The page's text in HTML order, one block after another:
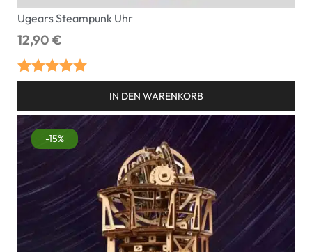
Ugears Steampunk Uhr
12,90 €
Bewertet mit
IN DEN WARENKORB
-15%